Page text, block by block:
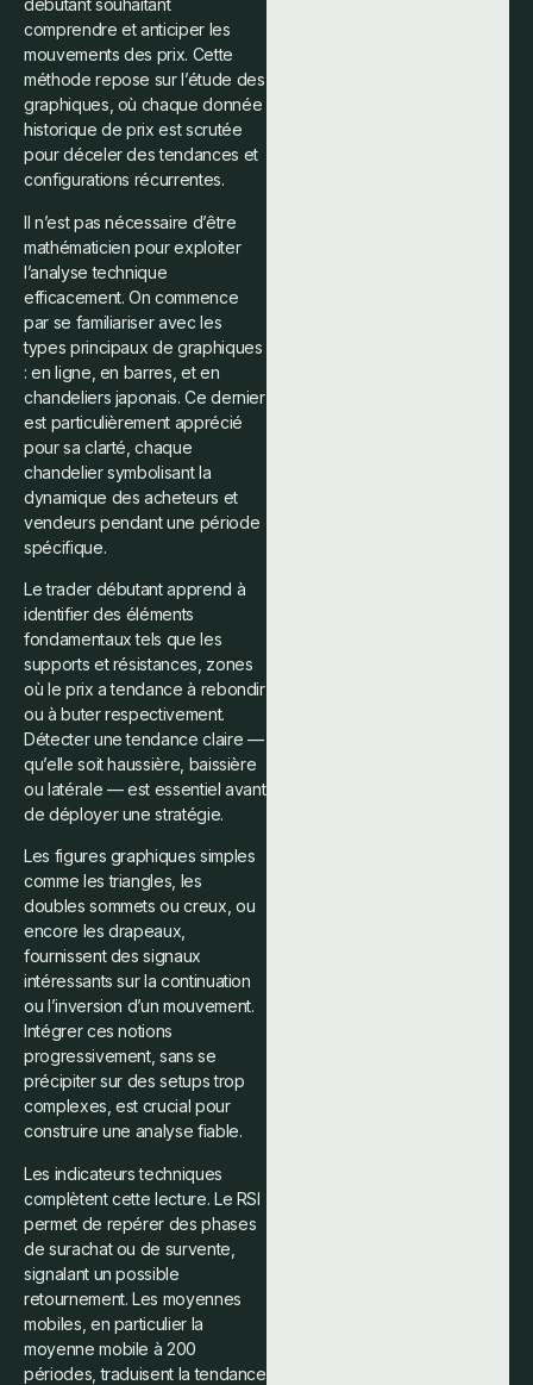
débutant souhaitant
comprendre et anticiper les
mouvements des prix. Cette
méthode repose sur l’étude des
graphiques, où chaque donnée
historique de prix est scrutée
pour déceler des tendances et
configurations récurrentes.
Il n’est pas nécessaire d’être
mathématicien pour exploiter
l’analyse technique
efficacement. On commence
par se familiariser avec les
types principaux de graphiques
: en ligne, en barres, et en
chandeliers japonais. Ce dernier
est particulièrement apprécié
pour sa clarté, chaque
chandelier symbolisant la
dynamique des acheteurs et
vendeurs pendant une période
spécifique.
Le trader débutant apprend à
identifier des éléments
fondamentaux tels que les
supports et résistances, zones
où le prix a tendance à rebondir
ou à buter respectivement.
Détecter une tendance claire —
qu’elle soit haussière, baissière
ou latérale — est essentiel avant
de déployer une stratégie.
Les figures graphiques simples
comme les triangles, les
doubles sommets ou creux, ou
encore les drapeaux,
fournissent des signaux
intéressants sur la continuation
ou l’inversion d’un mouvement.
Intégrer ces notions
progressivement, sans se
précipiter sur des setups trop
complexes, est crucial pour
construire une analyse fiable.
Les indicateurs techniques
complètent cette lecture. Le RSI
permet de repérer des phases
de surachat ou de survente,
signalant un possible
retournement. Les moyennes
mobiles, en particulier la
moyenne mobile à 200
périodes, traduisent la tendance